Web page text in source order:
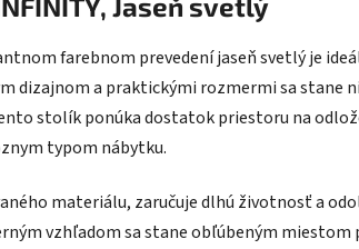
farebnom prevedení jaseň svetlý je
dizajnom a praktickými rozmermi sa stane
stolík ponúka dostatok priestoru na
typom nábytku.
materiálu, zaručuje dlhú životnosť a
vzhľadom sa stane obľúbeným